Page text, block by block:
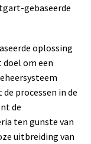
gebaseerde
oplossing
doel om een
processen in de
de
ten gunste van
uitbreiding van